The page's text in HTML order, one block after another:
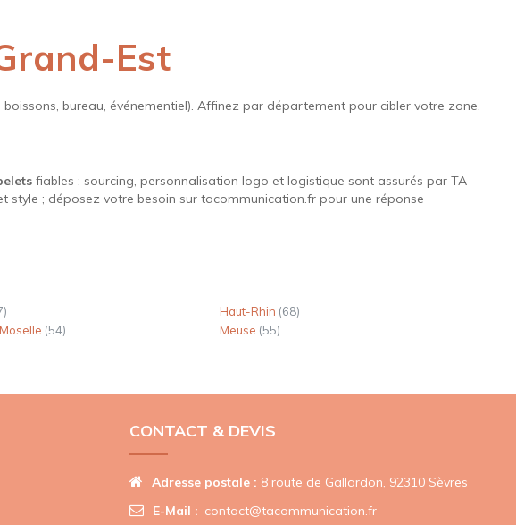
Est
bureau, événementiel). Affinez par département pour cibler votre zone.
fiables : sourcing, personnalisation logo et logistique sont assurés par TA
; déposez votre besoin sur tacommunication.fr pour une réponse
Haut-Rhin (68)
(54) Meuse (55)
CONTACT & DEVIS
Adresse postale : 8 route de Gallardon, 92310 Sèvres
E-Mail : contact@tacommunication.fr